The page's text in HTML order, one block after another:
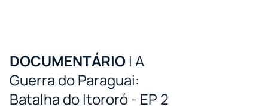
DOCUMENTÁRIO I A
Guerra do Paraguai:
Batalha do Itororó - EP 2